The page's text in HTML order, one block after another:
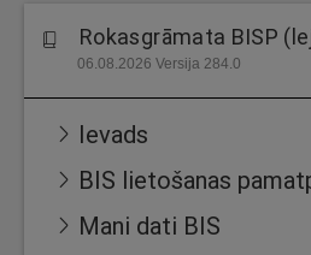
Rokasgrāmata BISP
06.08.2026 Versija 284.0
Ievads
BIS lietošanas
Mani dati BIS